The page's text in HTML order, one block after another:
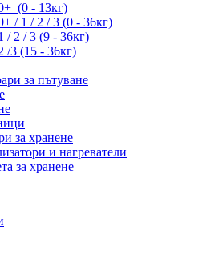
(0 - 13кг)
/ 1 / 2 / 3 (0 - 36кг)
/ 2 / 3 (9 - 36кг)
/3 (15 - 36кг)
за пътуване
за хранене
и нагреватели
за хранене